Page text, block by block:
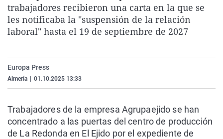
La rosa de los vientos
Gente viajera
Caso
Retornados
Operación Viuda
Extremadura
Galicia
Navarra
Virales
Televisión
trabajadores recibieron una carta en la que se
les notificaba la "suspensión de la relación
laboral" hasta el 19 de septiembre de 2027
Europa Press
Almería 01.10.2025 13:33
Trabajadores de la empresa Agrupaejido se han
concentrado a las puertas del centro de producción
de La Redonda en El Ejido por el expediente de